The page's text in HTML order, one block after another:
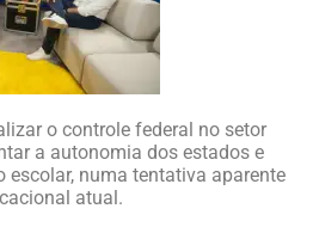
o controle federal no setor
a autonomia dos estados e
escolar, numa tentativa aparente
atual.